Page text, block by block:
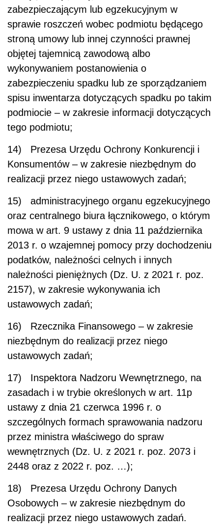
zabezpieczającym lub egzekucyjnym w
sprawie roszczeń wobec podmiotu będącego
stroną umowy lub innej czynności prawnej
objętej tajemnicą zawodową albo
wykonywaniem postanowienia o
zabezpieczeniu spadku lub ze sporządzaniem
spisu inwentarza dotyczących spadku po takim
podmiocie – w zakresie informacji dotyczących
tego podmiotu;
14) Prezesa Urzędu Ochrony Konkurencji i
Konsumentów – w zakresie niezbędnym do
realizacji przez niego ustawowych zadań;
15) administracyjnego organu egzekucyjnego
oraz centralnego biura łącznikowego, o którym
mowa w art. 9 ustawy z dnia 11 października
2013 r. o wzajemnej pomocy przy dochodzeniu
podatków, należności celnych i innych
należności pieniężnych (Dz. U. z 2021 r. poz.
2157), w zakresie wykonywania ich
ustawowych zadań;
16) Rzecznika Finansowego – w zakresie
niezbędnym do realizacji przez niego
ustawowych zadań;
17) Inspektora Nadzoru Wewnętrznego, na
zasadach i w trybie określonych w art. 11p
ustawy z dnia 21 czerwca 1996 r. o
szczególnych formach sprawowania nadzoru
przez ministra właściwego do spraw
wewnętrznych (Dz. U. z 2021 r. poz. 2073 i
2448 oraz z 2022 r. poz. …);
18) Prezesa Urzędu Ochrony Danych
Osobowych – w zakresie niezbędnym do
realizacji przez niego ustawowych zadań.